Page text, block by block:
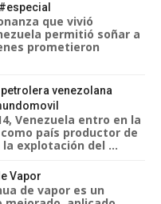
que vivió
permitió soñar a
prometieron
venezolana
Venezuela entro en la
país productor de
explotación del ...
Vapor
de vapor es un